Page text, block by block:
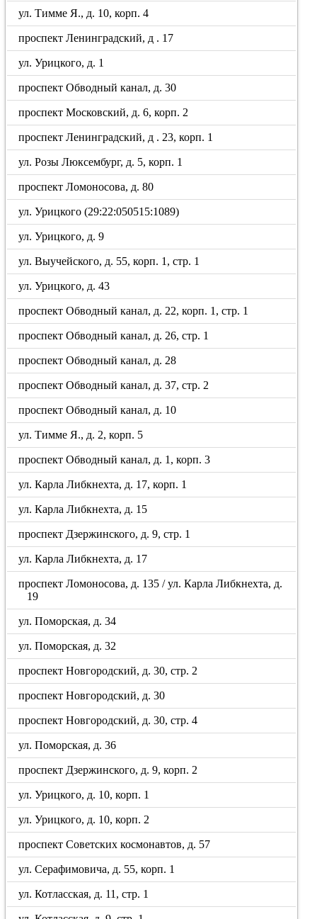
ул. Тимме Я., д. 10, корп. 4
проспект Ленинградский, д . 17
ул. Урицкого, д. 1
проспект Обводный канал, д. 30
проспект Московский, д. 6, корп. 2
проспект Ленинградский, д . 23, корп. 1
ул. Розы Люксембург, д. 5, корп. 1
проспект Ломоносова, д. 80
ул. Урицкого (29:22:050515:1089)
ул. Урицкого, д. 9
ул. Выучейского, д. 55, корп. 1, стр. 1
ул. Урицкого, д. 43
проспект Обводный канал, д. 22, корп. 1, стр. 1
проспект Обводный канал, д. 26, стр. 1
проспект Обводный канал, д. 28
проспект Обводный канал, д. 37, стр. 2
проспект Обводный канал, д. 10
ул. Тимме Я., д. 2, корп. 5
проспект Обводный канал, д. 1, корп. 3
ул. Карла Либкнехта, д. 17, корп. 1
ул. Карла Либкнехта, д. 15
проспект Дзержинского, д. 9, стр. 1
ул. Карла Либкнехта, д. 17
проспект Ломоносова, д. 135 / ул. Карла Либкнехта, д.
19
ул. Поморская, д. 34
ул. Поморская, д. 32
проспект Новгородский, д. 30, стр. 2
проспект Новгородский, д. 30
проспект Новгородский, д. 30, стр. 4
ул. Поморская, д. 36
проспект Дзержинского, д. 9, корп. 2
ул. Урицкого, д. 10, корп. 1
ул. Урицкого, д. 10, корп. 2
проспект Советских космонавтов, д. 57
ул. Серафимовича, д. 55, корп. 1
ул. Котласская, д. 11, стр. 1